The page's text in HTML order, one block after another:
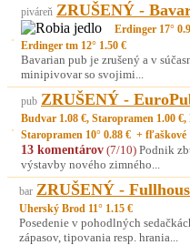
piváreň ZRUŠENÝ -
Erdinger 17°
Erdinger tm 12° 1.50 €
Bavarian pub je zrušený a v
minipivovar so svojimi...
pub ZRUŠENÝ -
Budvar 1.08 €, Staropramen 1.00 €,
Staropramen 10° 0.88 € + fľaškové
13 komentárov (7/10) Podnik
výstavby nového zimného...
bar ZRUŠENÝ -
Uherský Brod 11° 1.15 €
Posedenie v pohodlných
zápasov, tipovania resp. hrania...